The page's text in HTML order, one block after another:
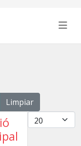
Limpiar
Cantidad